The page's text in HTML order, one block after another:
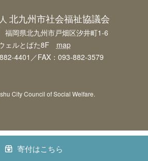
北九州市社会福祉協議会
岡県北九州市戸畑区汐井町1-6
ェルとばた8F map
4401／FAX：093-882-3579
City Council of Social Welfare.
寄付はこちら